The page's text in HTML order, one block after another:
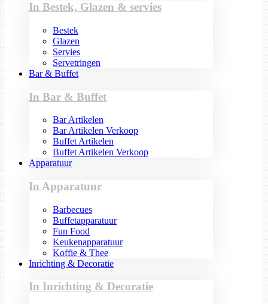
In Bestek, Glazen & servies
Bestek
Glazen
Servies
Servetringen
Bar & Buffet
In Bar & Buffet
Bar Artikelen
Bar Artikelen Verkoop
Buffet Artikelen
Buffet Artikelen Verkoop
Apparatuur
In Apparatuur
Barbecues
Buffetapparatuur
Fun Food
Keukenapparatuur
Koffie & Thee
Inrichting & Decoratie
In Inrichting & Decoratie